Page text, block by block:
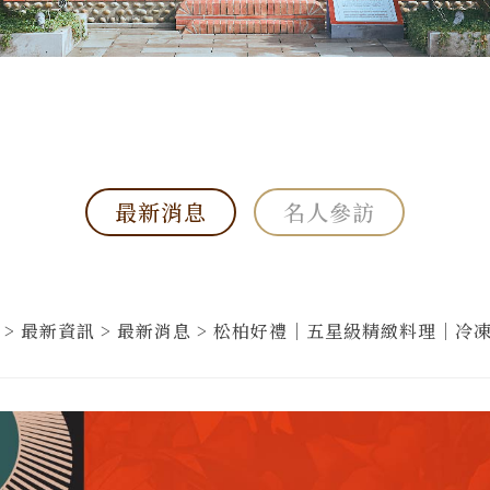
最新消息 名人參訪
最新資訊 > 最新消息 > 松柏好禮｜五星級精緻料理｜冷